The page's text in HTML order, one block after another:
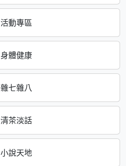
活動專區
身體健康
雜七雜八
清茶淡話
小說天地